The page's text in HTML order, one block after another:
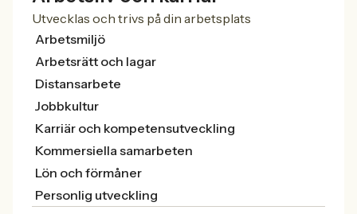
Utvecklas och trivs på din arbetsplats
Arbetsmiljö
Arbetsrätt och lagar
Distansarbete
Jobbkultur
Karriär och kompetensutveckling
Kommersiella samarbeten
Lön och förmåner
Personlig utveckling